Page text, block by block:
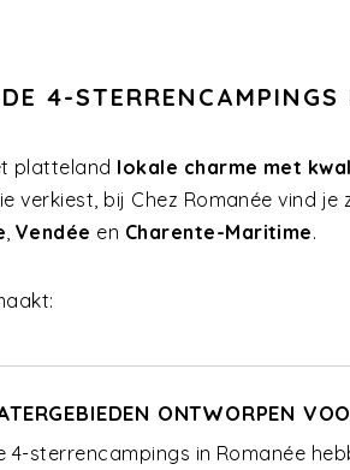
4-STERRENCAMPINGS
platteland lokale charme met
bij Chez Romanée vind je
, Vendée en Charente-Maritime.
ONTWORPEN
4-sterrencampings in Romanée